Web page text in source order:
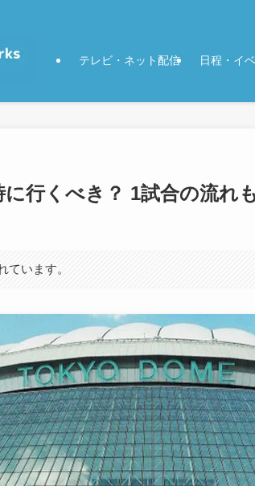
テレビ・ネット配信 日程・イ
行くべき？ 1試合の流れ
ています。